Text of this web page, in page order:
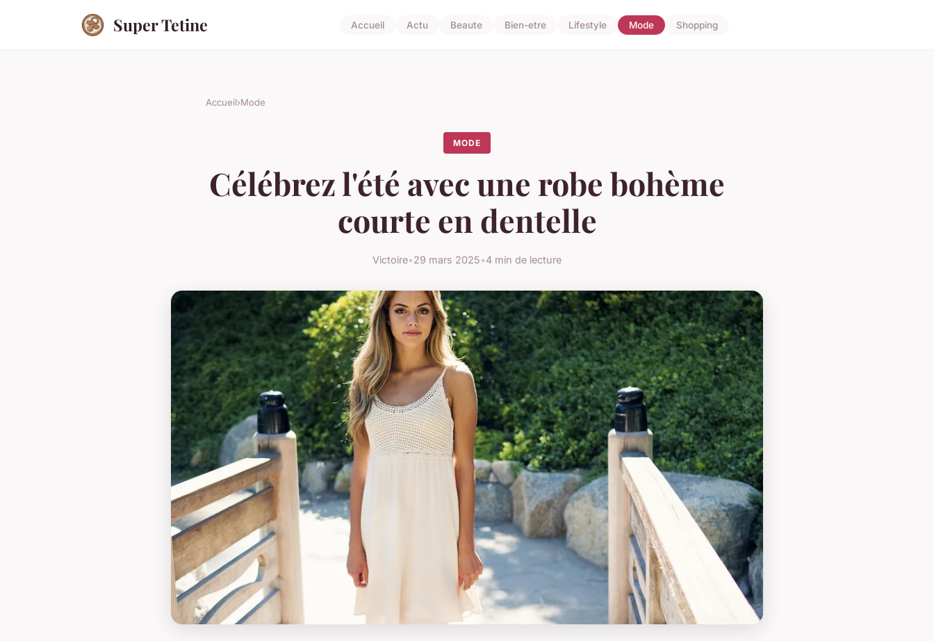
Super Tetine Accueil Actu Beaute Bien-etre Lifestyle Mode Shopping
Accueil›Mode
MODE
Célébrez l'été avec une robe bohème
courte en dentelle
Victoire•29 mars 2025•4 min de lecture